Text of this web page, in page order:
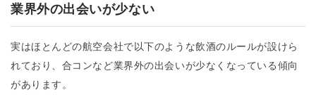
業界外の出会いが少ない
実はほとんどの航空会社で以下のような飲酒のルールが設けら
れており、合コンなど業界外の出会いが少なくなっている傾向
があります。